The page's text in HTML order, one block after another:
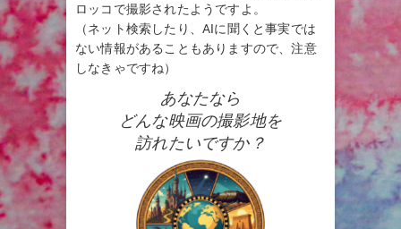
ロッコで撮影されたようですよ。
（ネット検索したり、AIに聞くと事実では
ない情報があることもありますので、注意
しなきゃですね）
あなたなら
どんな映画の撮影地を
訪れたいですか？